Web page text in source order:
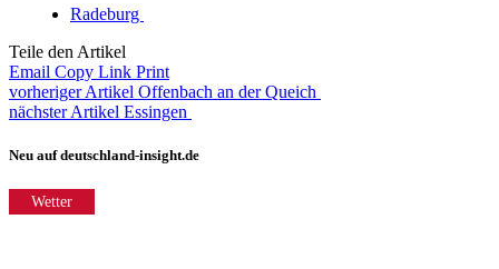
Radeburg
Teile den Artikel
Email Copy Link Print
vorheriger Artikel Offenbach an der Queich
nächster Artikel Essingen
Neu auf deutschland-insight.de
Wetter